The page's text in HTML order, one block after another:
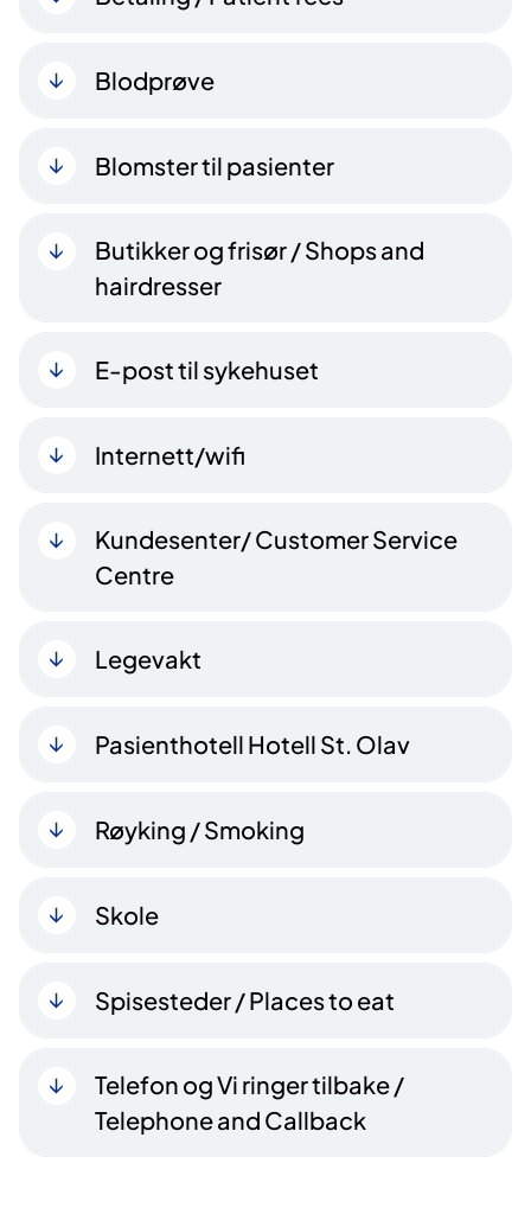
Blodprøve
Blomster til pasienter
Butikker og frisør / Shops and
hairdresser
E-post til sykehuset
Internett/wifi
Kundesenter/ Customer Service
Centre
Legevakt
Pasienthotell Hotell St. Olav
Røyking / Smoking
Skole
Spisesteder / Places to eat
Telefon og Vi ringer tilbake /
Telephone and Callback